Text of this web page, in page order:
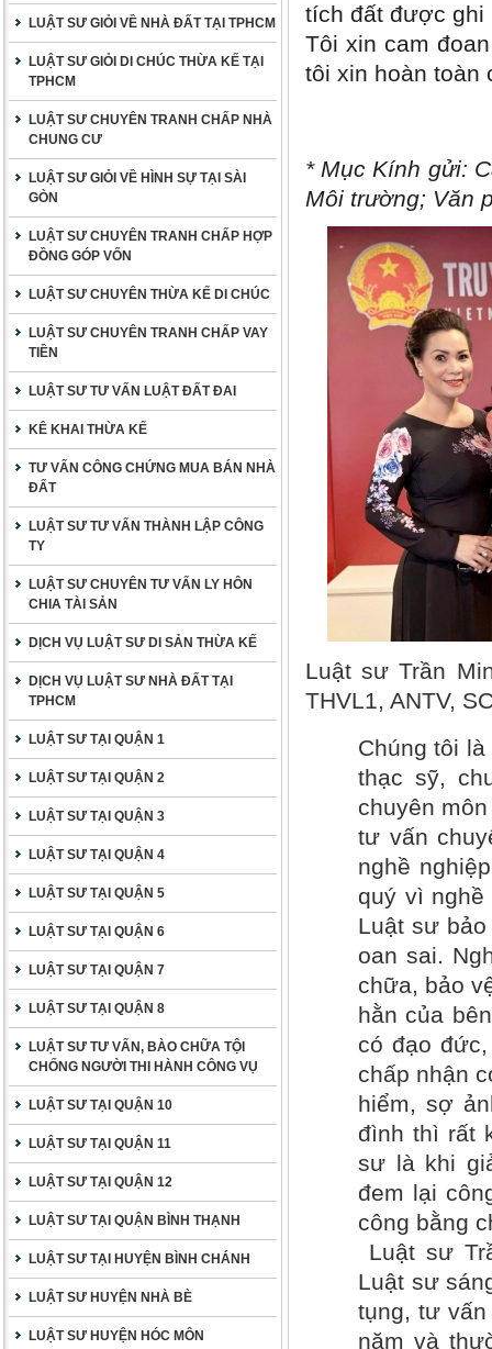
LUẬT SƯ GIỎI VỀ NHÀ ĐẤT TẠI TPHCM
LUẬT SƯ GIỎI DI CHÚC THỪA KẾ TẠI
TPHCM
LUẬT SƯ CHUYÊN TRANH CHẤP NHÀ
CHUNG CƯ
LUẬT SƯ GIỎI VỀ HÌNH SỰ TẠI SÀI
GÒN
LUẬT SƯ CHUYÊN TRANH CHẤP HỢP
ĐỒNG GÓP VỐN
LUẬT SƯ CHUYÊN THỪA KẾ DI CHÚC
LUẬT SƯ CHUYÊN TRANH CHẤP VAY
TIỀN
LUẬT SƯ TƯ VẤN LUẬT ĐẤT ĐAI
KÊ KHAI THỪA KẾ
TƯ VẤN CÔNG CHỨNG MUA BÁN NHÀ
ĐẤT
LUẬT SƯ TƯ VẤN THÀNH LẬP CÔNG
TY
LUẬT SƯ CHUYÊN TƯ VẤN LY HÔN
CHIA TÀI SẢN
DỊCH VỤ LUẬT SƯ DI SẢN THỪA KẾ
DỊCH VỤ LUẬT SƯ NHÀ ĐẤT TẠI
TPHCM
LUẬT SƯ TẠI QUẬN 1
LUẬT SƯ TẠI QUẬN 2
LUẬT SƯ TẠI QUẬN 3
LUẬT SƯ TẠI QUẬN 4
LUẬT SƯ TẠI QUẬN 5
LUẬT SƯ TẠI QUẬN 6
LUẬT SƯ TẠI QUẬN 7
LUẬT SƯ TẠI QUẬN 8
LUẬT SƯ TƯ VẤN, BÀO CHỮA TỘI
CHỐNG NGƯỜI THI HÀNH CÔNG VỤ
LUẬT SƯ TẠI QUẬN 10
LUẬT SƯ TẠI QUẬN 11
LUẬT SƯ TẠI QUẬN 12
LUẬT SƯ TẠI QUẬN BÌNH THẠNH
LUẬT SƯ TẠI HUYỆN BÌNH CHÁNH
LUẬT SƯ HUYỆN NHÀ BÈ
LUẬT SƯ HUYỆN HÓC MÔN
tích đất được ghi
Tôi xin cam
tôi xin hoàn toàn
* Mục Kính gửi:
Môi trường; Văn
Luật sư Trần
THVL1, ANTV,
Chúng tôi
thạc sỹ,
chuyên
tư vấn
nghề
quý vì
Luật sư
oan sai.
chữa, bảo
hằn của
có đạo
chấp nhận
hiểm, sợ
đình thì rất
sư là khi
đem lại
công bằng
Luật sư
Luật sư
tụng, tư
năm và